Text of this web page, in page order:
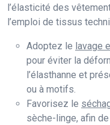
l’élasticité des
l’emploi de tissus
Adoptez le lavage
pour éviter la
l’élasthanne et
ou à motifs.
Favorisez le
sèche-linge, afin